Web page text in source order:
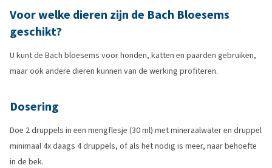
Voor welke dieren zijn de Bach Bloesems
geschikt?
U kunt de Bach bloesems voor honden, katten en paarden gebruiken,
maar ook andere dieren kunnen van de werking profiteren.
Dosering
Doe 2 druppels in een mengflesje (30 ml) met mineraalwater en druppel
minimaal 4x daags 4 druppels, of als het nodig is meer, naar behoefte
in de bek.